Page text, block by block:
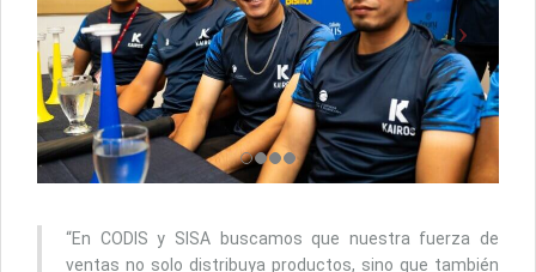
“En CODIS y SISA buscamos que nuestra fuerza de
ventas no solo distribuya productos, sino que también